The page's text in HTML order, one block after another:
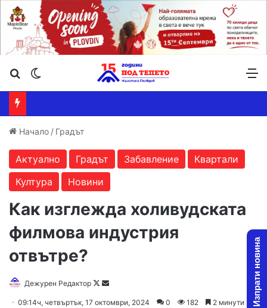
Търсене ...
Начало / Градът
Актуално Градът Забавление
Квартали
Култура
Новини
Как изглежда холивудската
филмова индустрия
отвътре?
Дежурен Редактор
Follow
Send
09:14ч, четвъртък, 17 октомври, 2024 0 182 2 минути Изпрати новина